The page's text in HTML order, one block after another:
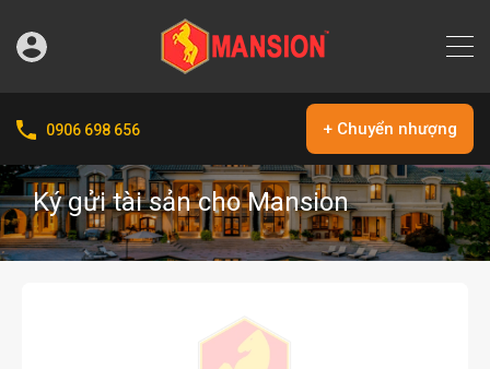
0906 698 656 + Chuyển nhượng
Ký gửi tài sản cho Mansion